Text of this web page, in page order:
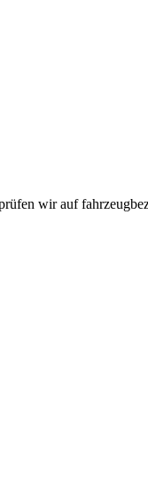
wir auf